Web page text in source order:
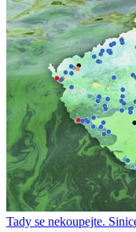
Tady se nekoupejte.